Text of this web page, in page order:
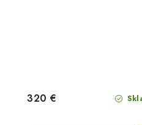
320 €